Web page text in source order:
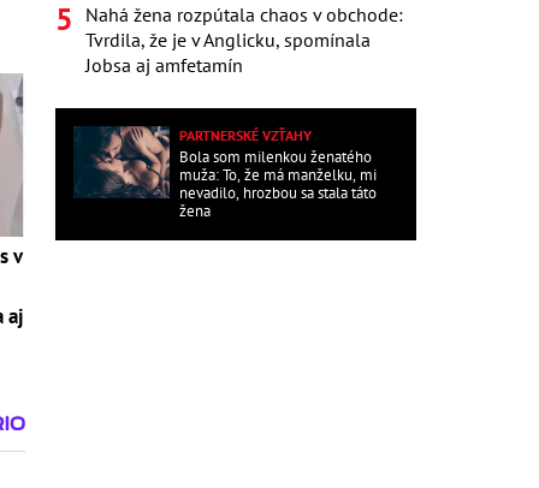
v
aj
Nahá žena rozpútala chaos v obchode:
Tvrdila, že je v Anglicku, spomínala
Jobsa aj amfetamín
PARTNERSKÉ VZŤAHY
Bola som milenkou ženatého
muža: To, že má manželku, mi
nevadilo, hrozbou sa stala táto
žena